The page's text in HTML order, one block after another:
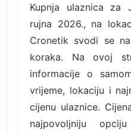
Kupnja ulaznica za
rujna 2026., na
Cronetik svodi se
koraka. Na ovoj
informacije o
vrijeme, lokaciju i
cijenu ulaznice.
najpovoljniju